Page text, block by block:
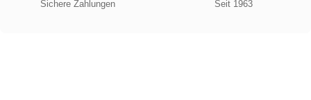
Sichere Zahlungen Seit 1963